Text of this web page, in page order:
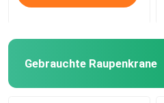
Gebrauchte Raupenkrane